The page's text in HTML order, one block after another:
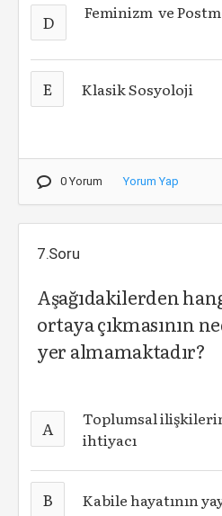
D Feminizm ve
E Klasik Sosyoloji
0 Yorum Yorum Yap
7.Soru
Aşağıdakilerden
ortaya çıkmasının
yer almamaktadır?
A
Toplumsal
ihtiyacı
B Kabile hayatının